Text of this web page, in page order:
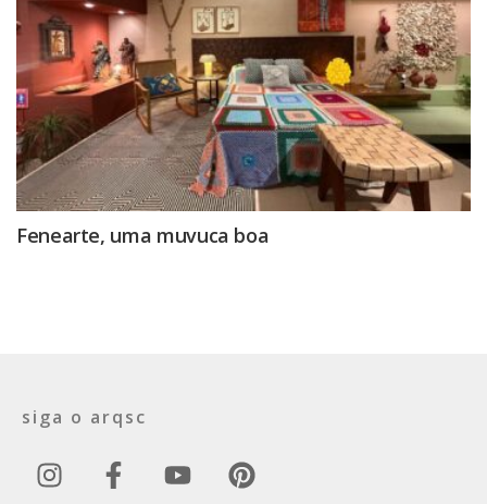
Fenearte, uma muvuca boa
siga o arqsc